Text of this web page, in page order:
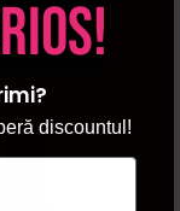
in cos
discountul!